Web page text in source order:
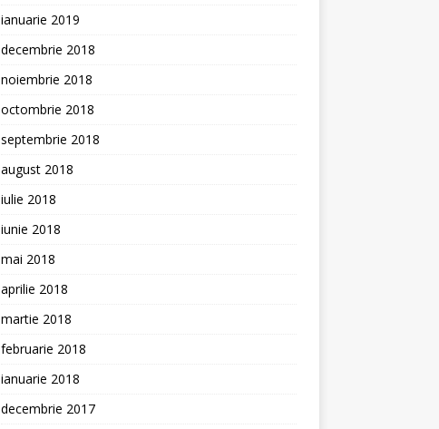
ianuarie 2019
decembrie 2018
noiembrie 2018
octombrie 2018
septembrie 2018
august 2018
iulie 2018
iunie 2018
mai 2018
aprilie 2018
martie 2018
februarie 2018
ianuarie 2018
decembrie 2017